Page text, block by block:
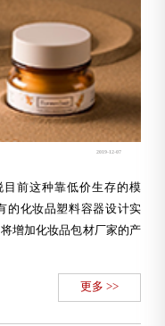
2019-12-07
前这种靠低价生存的模
的化妆品塑料容器设计实
增加化妆品包材厂家的产
更多 >>